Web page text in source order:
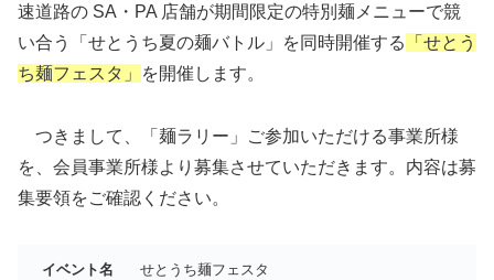
速道路の SA・PA 店舗が期間限定の特別麺メニューで競
い合う「せとうち夏の麺バトル」を同時開催する
「せとう
ち麺フェスタ」
を開催します。
つきまして、「麺ラリー」ご参加いただける事業所様
を、会員事業所様より募集させていただきます。内容は募
集要領をご確認ください。
イベント名 せとうち麺フェスタ